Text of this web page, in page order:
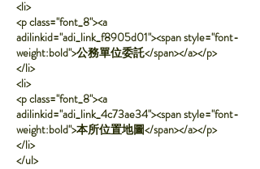
<li>
<p class="font_8"><a
adilinkid="adi_link_f8905d01"><span style="font-
weight:bold">公務單位委託</span></a></p>
</li>
<li>
<p class="font_8"><a
adilinkid="adi_link_4c73ae34"><span style="font-
weight:bold">本所位置地圖</span></a></p>
</li>
</ul>